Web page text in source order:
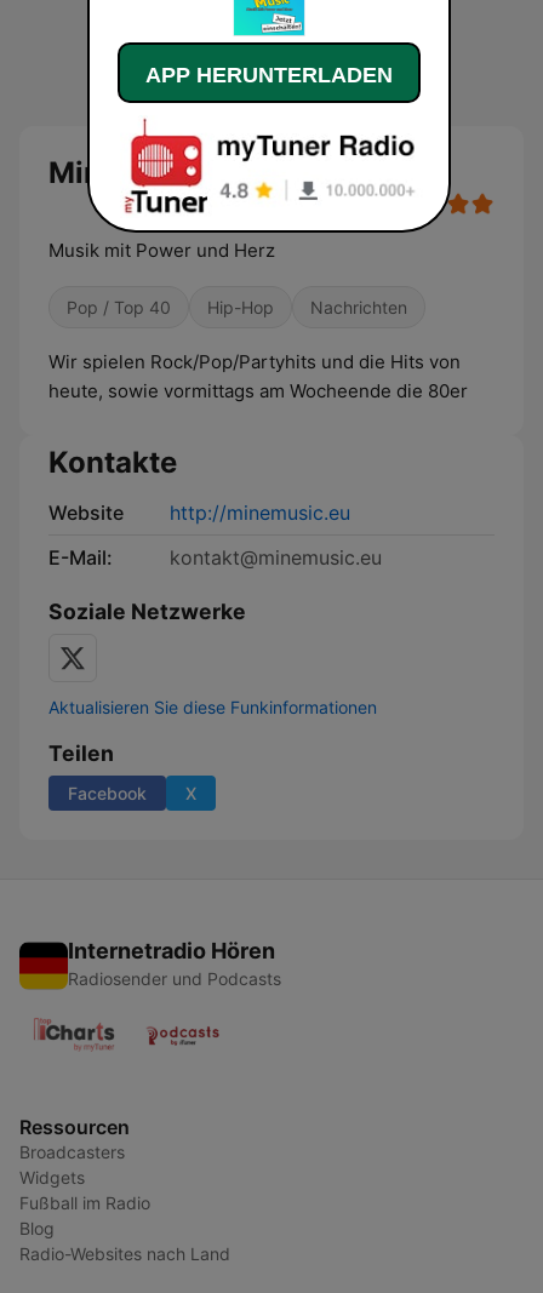
MineMusic Live
Musik mit Power und Herz
Pop / Top 40 Hip-Hop Nachrichten
Wir spielen Rock/Pop/Partyhits und die Hits von
heute, sowie vormittags am Wocheende die 80er
Kontakte
Website
http://minemusic.eu
E-Mail:
kontakt@minemusic.eu
Soziale Netzwerke
Aktualisieren Sie diese Funkinformationen
Teilen
Facebook X
Internetradio Hören
Radiosender und Podcasts
Ressourcen
Broadcasters
Widgets
Fußball im Radio
Blog
Radio-Websites nach Land
APP HERUNTERLADEN